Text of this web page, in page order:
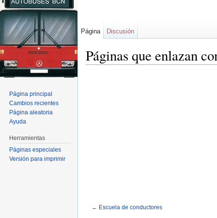
Páginas que enlazan
← Escuela de conductores
Página Discusión
Página principal
Cambios recientes
Página aleatoria
Ayuda
Herramientas
Páginas especiales
Versión para imprimir